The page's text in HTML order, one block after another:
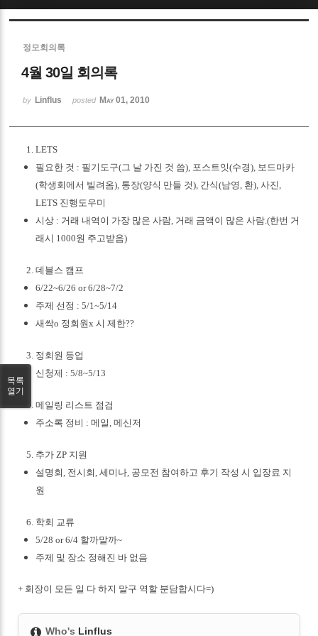
정모회의록
4월 30일 회의록
by Linflus posted May 01, 2010
LETS
필요한 것 : 필기도구(그 날 가진 것 씀), 포스트잇(수경), 보드마카
(학생회에서 빌려옴), 통장(양식 만들 것), 간식(남영 환),사진
LETS 진행도우미
시상 : 거래 내역이 가장 많은 사람 거래 금액이 많은 사람 .(한번 거
래시 1000원 주고받음)
데블스 캠프
6/22~6/26 or 6/28~7/2
주제 선정 : 5/1~5/14
새싹o 정회원x시 제한??
정회원 등업
신청제 : 5/8~5/13
메일링 리스트 점검
주소록 정비 :메일 ,메신저
추가 ZP 지원
설명회 전시회 ,세미나 공모전 참여하고 후기 작성 시 입장료 지
원
학회 교류
5/28 or 6/4 할까말까~
주제 및 장소 정해진 바 없음
+ 회장이 모든 일 다 하지 말구 역할 분담합시다=)
Who's Linflus
목록
열기
Sketchbook5, 스케치북5
Sketchbook5, 스케치북5